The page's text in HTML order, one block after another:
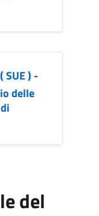
SUE ) -
delle
del